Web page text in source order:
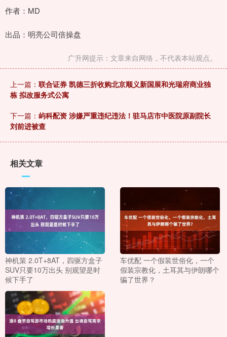
作者：MD
出品：明亮公司倍操盘
广升网提示：文章来自网络，不代表本站观点。
上一篇： 联合证券 凯德三折收购北京顺义新国展和光瑞府商业独
栋 拟改服务式公寓
下一篇： 屿科配资 涉嫌严重违纪违法！驻马店市中医院原副院长
刘前进被查
相关文章
神机策 2.0T+8AT，四驱方盒子
SUV只要10万出头 别观望是时
候下手了
车优配 一个假装世俗化，一个
假装宗教化，土耳其与伊朗哪个
骗了世界？